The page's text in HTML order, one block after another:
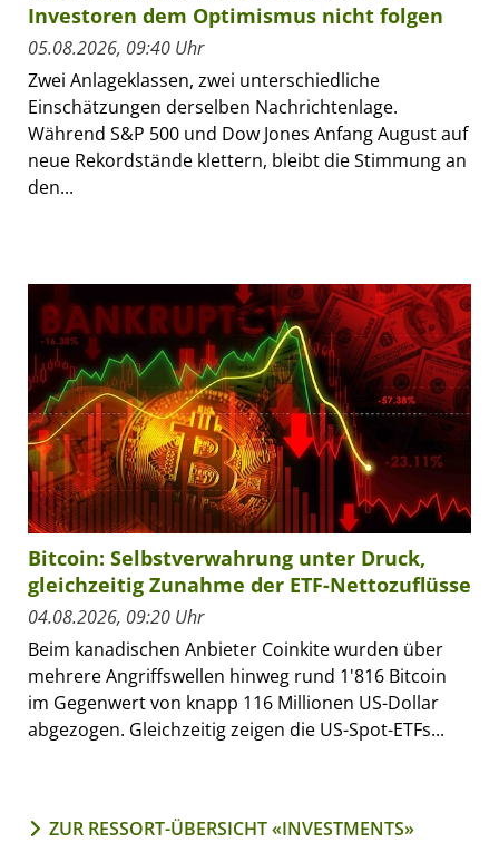
Investoren dem Optimismus nicht folgen
05.08.2026, 09:40 Uhr
Zwei Anlageklassen, zwei unterschiedliche
Einschätzungen derselben Nachrichtenlage.
Während S&P 500 und Dow Jones Anfang August auf
neue Rekordstände klettern, bleibt die Stimmung an
den...
Bitcoin: Selbstverwahrung unter Druck,
gleichzeitig Zunahme der ETF-Nettozuflüsse
04.08.2026, 09:20 Uhr
Beim kanadischen Anbieter Coinkite wurden über
mehrere Angriffswellen hinweg rund 1'816 Bitcoin
im Gegenwert von knapp 116 Millionen US-Dollar
abgezogen. Gleichzeitig zeigen die US-Spot-ETFs...
ZUR RESSORT-ÜBERSICHT «INVESTMENTS»